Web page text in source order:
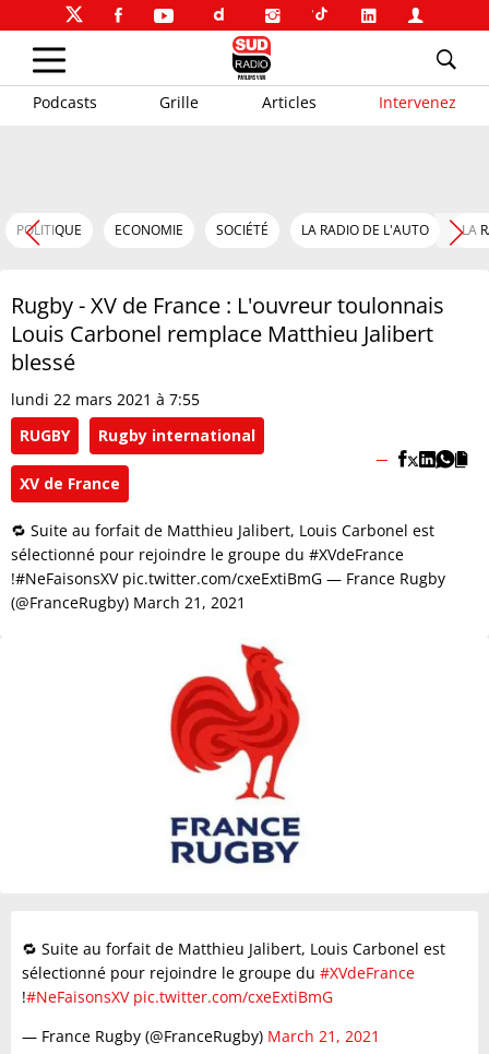
Podcasts Grille Articles Intervenez
POLITIQUE ECONOMIE SOCIÉTÉ LA RADIO DE L'AUTO LA
Rugby - XV de France : L'ouvreur toulonnais
Louis Carbonel remplace Matthieu Jalibert
blessé
lundi 22 mars 2021 à 7:55
RUGBY
Rugby international
XV de France
🔁 Suite au forfait de Matthieu Jalibert, Louis Carbonel est
sélectionné pour rejoindre le groupe du #XVdeFrance
!#NeFaisonsXV pic.twitter.com/cxeExtiBmG — France Rugby
(@FranceRugby) March 21, 2021
🔁 Suite au forfait de Matthieu Jalibert, Louis Carbonel est
sélectionné pour rejoindre le groupe du #XVdeFrance
!#NeFaisonsXV pic.twitter.com/cxeExtiBmG
— France Rugby (@FranceRugby) March 21, 2021